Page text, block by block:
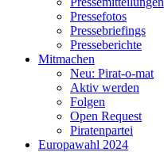
Pressefotos
Pressebriefings
Presseberichte
Mitmachen
Neu: Pirat-o-mat
Aktiv werden
Folgen
Open Request
Piratenpartei
Europawahl 2024